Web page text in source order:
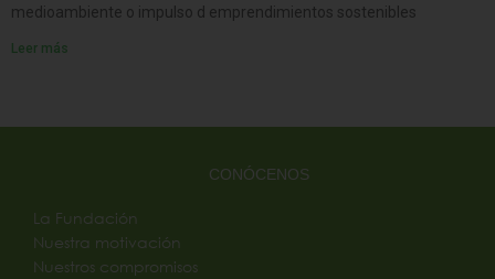
medioambiente o impulso d emprendimientos sostenibles
Leer más
CONÓCENOS
La Fundación
Nuestra motivación
Nuestros compromisos